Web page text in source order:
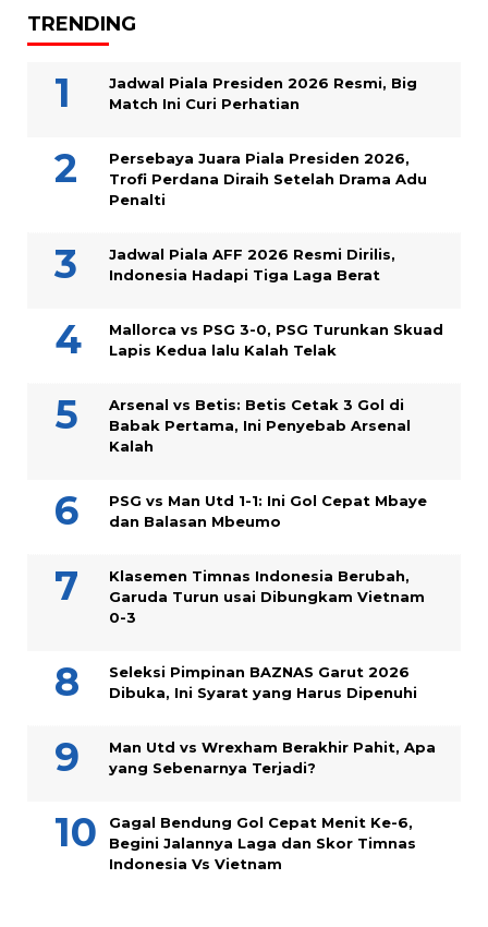
TRENDING
Jadwal Piala Presiden 2026 Resmi, Big
Match Ini Curi Perhatian
Persebaya Juara Piala Presiden 2026,
Trofi Perdana Diraih Setelah Drama Adu
Penalti
Jadwal Piala AFF 2026 Resmi Dirilis,
Indonesia Hadapi Tiga Laga Berat
Mallorca vs PSG 3-0, PSG Turunkan Skuad
Lapis Kedua lalu Kalah Telak
Arsenal vs Betis: Betis Cetak 3 Gol di
Babak Pertama, Ini Penyebab Arsenal
Kalah
PSG vs Man Utd 1-1: Ini Gol Cepat Mbaye
dan Balasan Mbeumo
Klasemen Timnas Indonesia Berubah,
Garuda Turun usai Dibungkam Vietnam
0-3
Seleksi Pimpinan BAZNAS Garut 2026
Dibuka, Ini Syarat yang Harus Dipenuhi
Man Utd vs Wrexham Berakhir Pahit, Apa
yang Sebenarnya Terjadi?
Gagal Bendung Gol Cepat Menit Ke-6,
Begini Jalannya Laga dan Skor Timnas
Indonesia Vs Vietnam